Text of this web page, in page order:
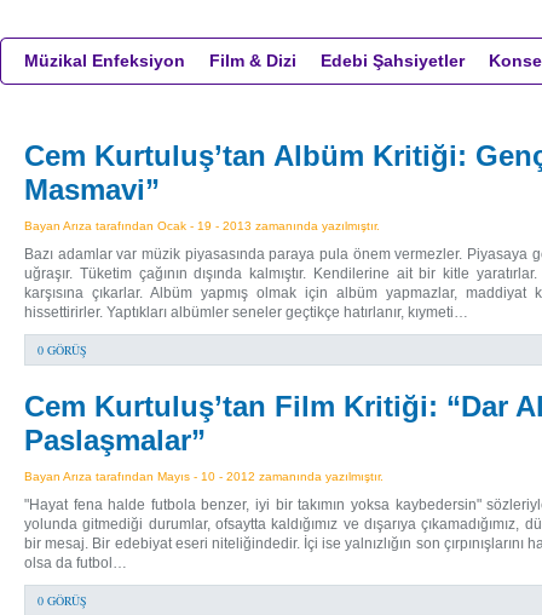
Müzikal Enfeksiyon Film & Dizi Edebi Şahsiyetler
Cem Kurtuluş’tan Albüm Kritiği:
Masmavi”
Bayan Arıza tarafından Ocak - 19 - 2013 zamanında yazılmıştır.
Bazı adamlar var müzik piyasasında paraya pula önem vermezler. Piyasaya
uğraşır. Tüketim çağının dışında kalmıştır. Kendilerine ait bir kitle
karşısına çıkarlar. Albüm yapmış olmak için albüm yapmazlar, maddiyat
hissettirirler. Yaptıkları albümler seneler geçtikçe hatırlanır, kıymeti…
0 GÖRÜŞ
Cem Kurtuluş’tan Film Kritiği: “Dar
Paslaşmalar”
Bayan Arıza tarafından Mayıs - 10 - 2012 zamanında yazılmıştır.
"Hayat fena halde futbola benzer, iyi bir takımın yoksa kaybedersin"
yolunda gitmediği durumlar, ofsaytta kaldığımız ve dışarıya çıkamadığımız,
bir mesaj. Bir edebiyat eseri niteliğindedir. İçi ise yalnızlığın son çırpınışlarını
olsa da futbol…
0 GÖRÜŞ